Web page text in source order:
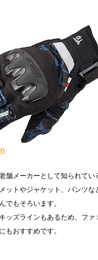
舗メーカーとして知られてい
ットやジャケット、パンツな
でもそろいます。
ッズラインもあるため、ファ
もおすすめです。